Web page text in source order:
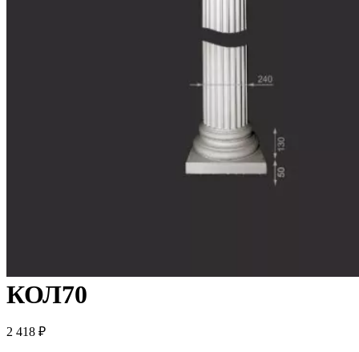
КОЛ70
2 418 ₽